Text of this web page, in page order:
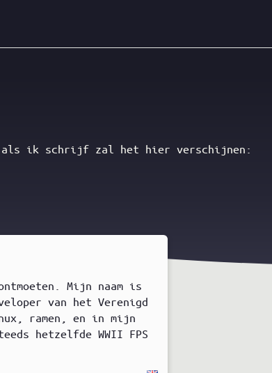
ik schrijf zal het hier verschijnen:
Mijn naam is
van het Verenigd
ramen, en in mijn
hetzelfde WWII FPS